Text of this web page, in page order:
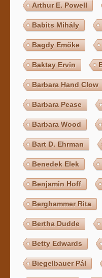
Arthur E. Powell
Babits Mihály
Bagdy Emőke
Baktay Ervin
Barbara Hand Clow
Barbara Pease
Barbara Wood
Bart D. Ehrman
Benedek Elek
Benjamin Hoff
Berghammer Rita
Bertha Dudde
Betty Edwards
Biegelbauer Pál